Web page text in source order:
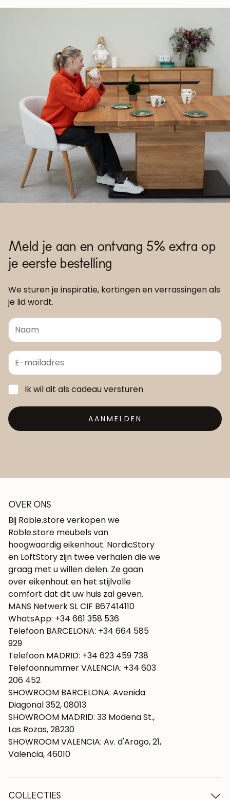
Meld je aan en ontvang 5% extra op
je eerste bestelling
We sturen je inspiratie, kortingen en verrassingen als
je lid wordt.
Ik wil dit als cadeau versturen
AANMELDEN
OVER ONS
Bij Roble.store verkopen we
Roble.store meubels van
hoogwaardig eikenhout. NordicStory
en LoftStory zijn twee verhalen die we
graag met u willen delen. Ze gaan
over eikenhout en het stijlvolle
comfort dat dit uw huis zal geven.
MANS Netwerk SL CIF B67414110
WhatsApp: +34 661 358 536
Telefoon BARCELONA: +34 664 585
929
Telefoon MADRID: +34 623 459 738
Telefoonnummer VALENCIA: +34 603
206 452
SHOWROOM BARCELONA: Avenida
Diagonal 352, 08013
SHOWROOM MADRID: 33 Modena St.,
Las Rozas, 28230
SHOWROOM VALENCIA: Av. d'Arago, 21,
Valencia, 46010
COLLECTIES